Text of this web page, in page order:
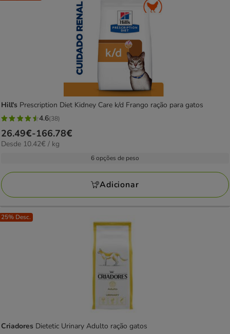
Hill's Prescription Diet Kidney Care k/d Frango ração para gatos
4.6
estrelas
com
avaliações
4.6(38)
Preço
de
166.78€
26.49€-166.78€
10.42€
Desde 10.42€ / kg
6 opções de peso
Adicionar
25% Desc.
Criadores Dietetic Urinary Adulto ração gatos